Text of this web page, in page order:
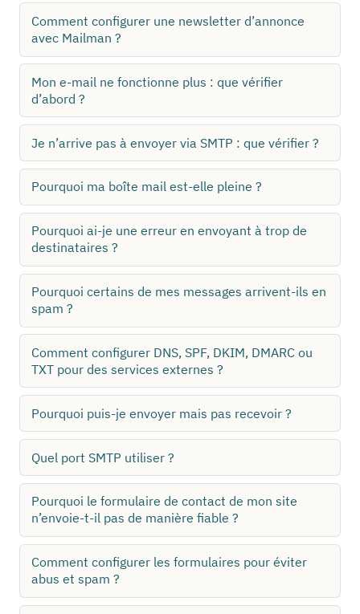
Comment configurer une newsletter d’annonce
avec Mailman ?
Mon e-mail ne fonctionne plus : que vérifier
d’abord ?
Je n’arrive pas à envoyer via SMTP : que vérifier ?
Pourquoi ma boîte mail est-elle pleine ?
Pourquoi ai-je une erreur en envoyant à trop de
destinataires ?
Pourquoi certains de mes messages arrivent-ils en
spam ?
Comment configurer DNS, SPF, DKIM, DMARC ou
TXT pour des services externes ?
Pourquoi puis-je envoyer mais pas recevoir ?
Quel port SMTP utiliser ?
Pourquoi le formulaire de contact de mon site
n’envoie-t-il pas de manière fiable ?
Comment configurer les formulaires pour éviter
abus et spam ?